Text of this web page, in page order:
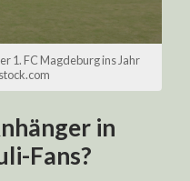
1. FC Magdeburg ins Jahr
in
Fans?